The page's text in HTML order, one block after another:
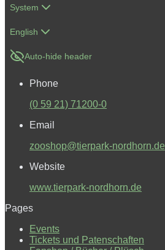
System
English
Auto-hide header
Phone
(0 59 21) 71200-0
Email
zooshop@tierpark-nordhorn.de
Website
www.tierpark-nordhorn.de
Pages
Events
Tickets und Patenschaften